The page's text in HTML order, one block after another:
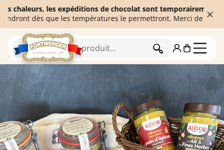
les expéditions de chocolat sont temporairement
dès que les températures le permettront. Merci de votre
RECHERCHER
Accueil L'épicerie